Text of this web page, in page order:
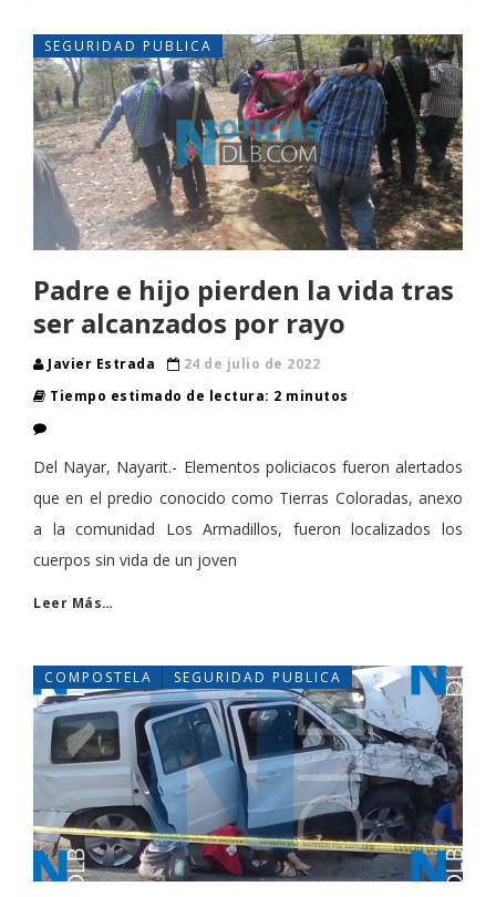
SEGURIDAD PUBLICA
Padre e hijo pierden la vida tras
ser alcanzados por rayo
Javier Estrada
24 de julio de 2022
Tiempo estimado de lectura: 2 minutos
Del Nayar, Nayarit.- Elementos policiacos fueron alertados
que en el predio conocido como Tierras Coloradas, anexo
a la comunidad Los Armadillos, fueron localizados los
cuerpos sin vida de un joven
Leer Más…
COMPOSTELA SEGURIDAD PUBLICA